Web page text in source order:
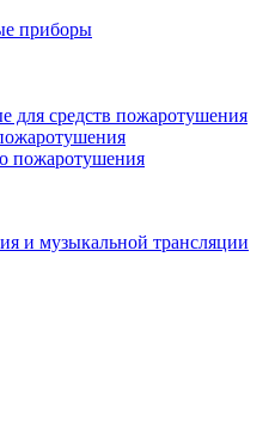
приборы
для средств пожаротушения
пожаротушения
и музыкальной трансляции